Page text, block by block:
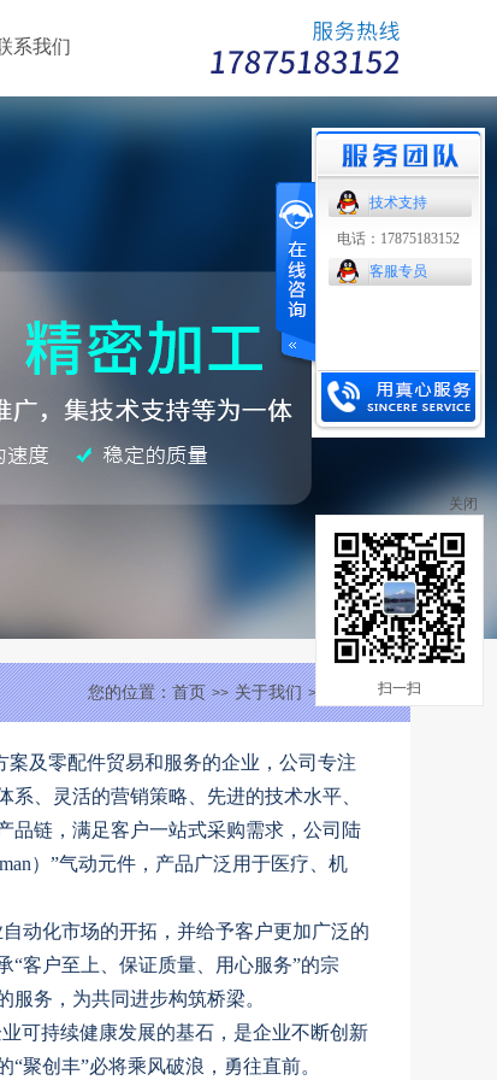
技术支持
电话：17875183152
客服专员
关闭
扫一扫
系我们
您的位置：首页 >> 关于我们 >> 公司简介
及零配件贸易和服务的企业，公司专注
、灵活的营销策略、先进的技术水平、
品链，满足客户一站式采购需求，公司陆
）”气动元件，产品广泛用于医疗、机
动化市场的开拓，并给予客户更加广泛的
“客户至上、保证质量、用心服务”的宗
务，为共同进步构筑桥梁。
可持续健康发展的基石，是企业不断创新
聚创丰”必将乘风破浪，勇往直前。